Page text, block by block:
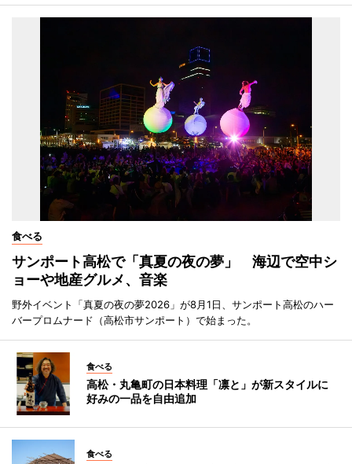
食べる
サンポート高松で「真夏の夜の夢」 海辺で空中シ
ョーや地産グルメ、音楽
野外イベント「真夏の夜の夢2026」が8月1日、サンポート高松のハー
バープロムナード（高松市サンポート）で始まった。
食べる
高松・丸亀町の日本料理「凛と」が新スタイルに
好みの一品を自由追加
食べる